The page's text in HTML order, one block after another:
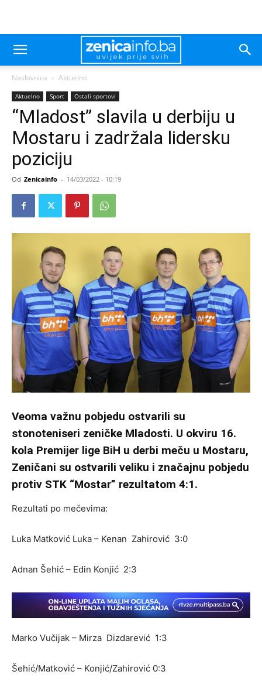
Naslovnica Aktuelno
Aktuelno Sport Ostali sportovi
“Mladost” slavila u derbiju u
Mostaru i zadržala lidersku
poziciju
Od Zenicainfo - 14/03/2022 - 10:19
Veoma važnu pobjedu ostvarili su
stonoteniseri zeničke Mladosti. U okviru 16.
kola Premijer lige BiH u derbi meču u Mostaru,
Zeničani su ostvarili veliku i značajnu pobjedu
protiv STK “Mostar” rezultatom 4:1.
Rezultati po mečevima:
Luka Matković Luka – Kenan Zahirović 3:0
Adnan Šehić – Edin Konjić 2:3
Marko Vučijak – Mirza Dizdarević 1:3
Šehić/Matković – Konjić/Zahirović 0:3